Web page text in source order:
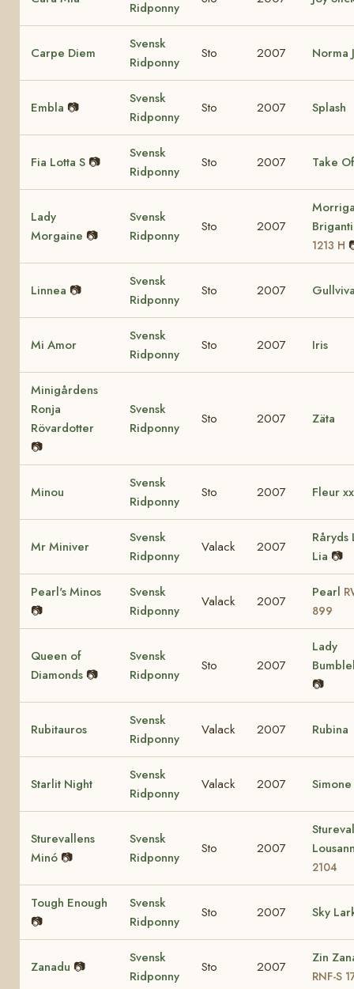
Ridponny
Carpe Diem
Svensk
Ridponny
Sto 2007 Norma
Embla 📷
Svensk
Ridponny
Sto 2007 Splash
Fia Lotta S 📷
Svensk
Ridponny
Sto 2007 Take
Lady
Morgaine 📷
Svensk
Ridponny
Sto 2007
1213 H
Linnea 📷
Svensk
Ridponny
Sto 2007
Mi Amor
Svensk
Ridponny
Sto 2007 Iris
Minigårdens
Ronja
Rövardotter
📷
Svensk
Ridponny
Sto 2007 Zäta
Minou
Svensk
Ridponny
Sto 2007 Fleur xx
Mr Miniver
Svensk
Ridponny
Valack 2007
Råryds
Lia 📷
Pearl's Minos
📷
Svensk
Ridponny
Valack 2007
Pearl
899
Queen of
Diamonds 📷
Svensk
Ridponny
Sto 2007
Lady
📷
Rubitauros
Svensk
Ridponny
Valack 2007 Rubina
Starlit Night
Svensk
Ridponny
Valack 2007 Simone
Sturevallens
Minó 📷
Svensk
Ridponny
Sto 2007
2104
Tough Enough
📷
Svensk
Ridponny
Sto 2007 Sky
Zanadu 📷
Svensk
Ridponny
Sto 2007
Zin
RNF-S